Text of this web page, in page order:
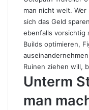
man nicht weit.
sich das Geld
ebenfalls vorsichtig
Builds optimieren,
Ruinen ziehen will,
Unterm
man